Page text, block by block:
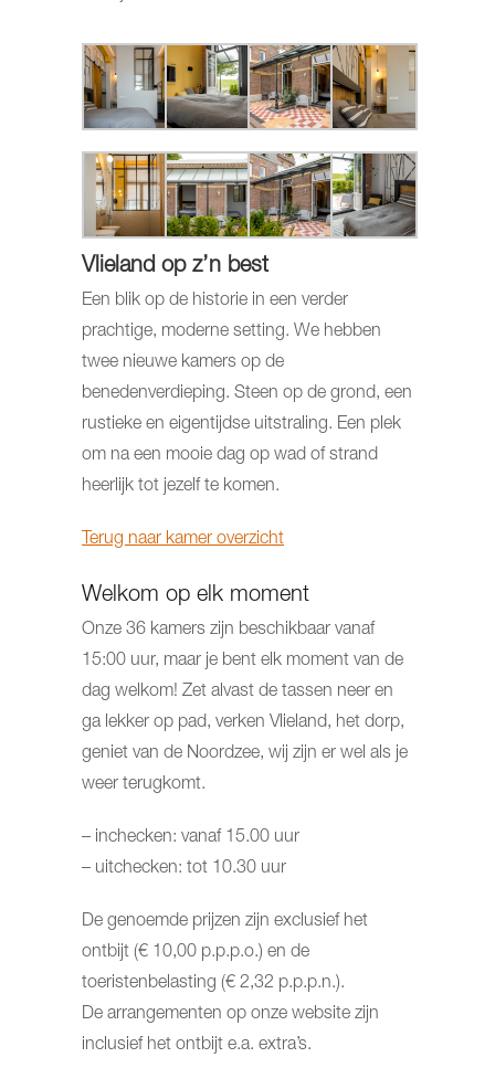
Vlieland op z’n best
Een blik op de historie in een verder
prachtige, moderne setting. We hebben
twee nieuwe kamers op de
benedenverdieping. Steen op de grond, een
rustieke en eigentijdse uitstraling. Een plek
om na een mooie dag op wad of strand
heerlijk tot jezelf te komen.
Terug naar kamer overzicht
Welkom op elk moment
Onze 36 kamers zijn beschikbaar vanaf
15:00 uur, maar je bent elk moment van de
dag welkom! Zet alvast de tassen neer en
ga lekker op pad, verken Vlieland, het dorp,
geniet van de Noordzee, wij zijn er wel als je
weer terugkomt.
– inchecken: vanaf 15.00 uur
– uitchecken: tot 10.30 uur
De genoemde prijzen zijn exclusief het
ontbijt (€ 10,00 p.p.p.o.) en de
toeristenbelasting (€ 2,32 p.p.p.n.).
De arrangementen op onze website zijn
inclusief het ontbijt e.a. extra’s.